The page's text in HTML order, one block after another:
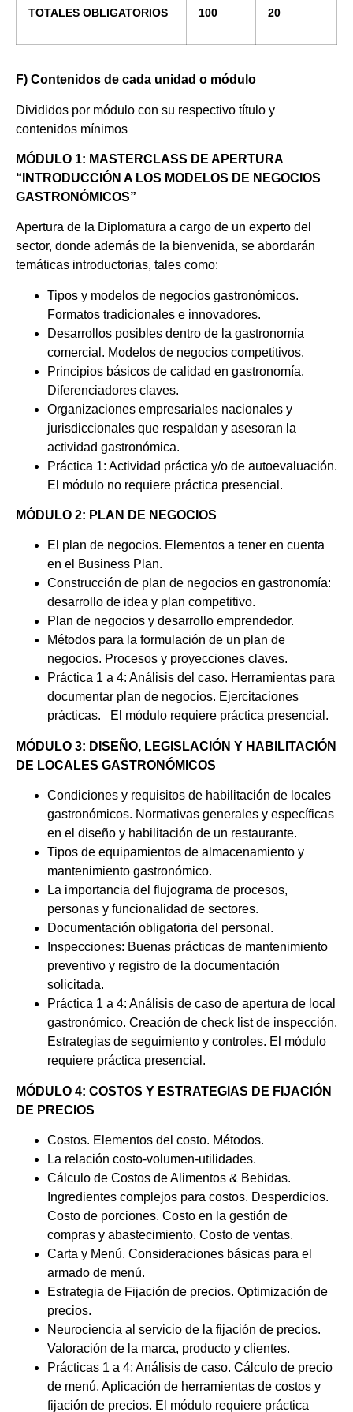
TOTALES OBLIGATORIOS 100 20
F) Contenidos de cada unidad o módulo
Divididos por módulo con su respectivo título y
contenidos mínimos
MÓDULO 1: MASTERCLASS DE APERTURA
“INTRODUCCIÓN A LOS MODELOS DE NEGOCIOS
GASTRONÓMICOS”
Apertura de la Diplomatura a cargo de un experto del
sector, donde además de la bienvenida, se abordarán
temáticas introductorias, tales como:
Tipos y modelos de negocios gastronómicos.
Formatos tradicionales e innovadores.
Desarrollos posibles dentro de la gastronomía
comercial. Modelos de negocios competitivos.
Principios básicos de calidad en gastronomía.
Diferenciadores claves.
Organizaciones empresariales nacionales y
jurisdiccionales que respaldan y asesoran la
actividad gastronómica.
Práctica 1: Actividad práctica y/o de autoevaluación.
El módulo no requiere práctica presencial.
MÓDULO 2: PLAN DE NEGOCIOS
El plan de negocios. Elementos a tener en cuenta
en el Business Plan.
Construcción de plan de negocios en gastronomía:
desarrollo de idea y plan competitivo.
Plan de negocios y desarrollo emprendedor.
Métodos para la formulación de un plan de
negocios. Procesos y proyecciones claves.
Práctica 1 a 4: Análisis del caso. Herramientas para
documentar plan de negocios. Ejercitaciones
prácticas. El módulo requiere práctica presencial.
MÓDULO 3: DISEÑO, LEGISLACIÓN Y HABILITACIÓN
DE LOCALES GASTRONÓMICOS
Condiciones y requisitos de habilitación de locales
gastronómicos. Normativas generales y específicas
en el diseño y habilitación de un restaurante.
Tipos de equipamientos de almacenamiento y
mantenimiento gastronómico.
La importancia del flujograma de procesos,
personas y funcionalidad de sectores.
Documentación obligatoria del personal.
Inspecciones: Buenas prácticas de mantenimiento
preventivo y registro de la documentación
solicitada.
Práctica 1 a 4: Análisis de caso de apertura de local
gastronómico. Creación de check list de inspección.
Estrategias de seguimiento y controles. El módulo
requiere práctica presencial.
MÓDULO 4: COSTOS Y ESTRATEGIAS DE FIJACIÓN
DE PRECIOS
Costos. Elementos del costo. Métodos.
La relación costo-volumen-utilidades.
Cálculo de Costos de Alimentos & Bebidas.
Ingredientes complejos para costos. Desperdicios.
Costo de porciones. Costo en la gestión de
compras y abastecimiento. Costo de ventas.
Carta y Menú. Consideraciones básicas para el
armado de menú.
Estrategia de Fijación de precios. Optimización de
precios.
Neurociencia al servicio de la fijación de precios.
Valoración de la marca, producto y clientes.
Prácticas 1 a 4: Análisis de caso. Cálculo de precio
de menú. Aplicación de herramientas de costos y
fijación de precios. El módulo requiere práctica